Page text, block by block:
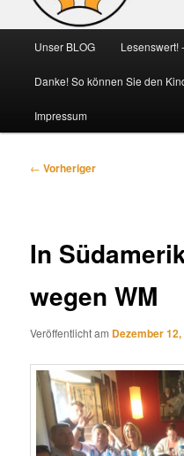
Unser BLOG Lesenswert!
Danke! So können Sie den
Impressum
Beitragsnavigation
← Vorheriger
In
wegen WM
Veröffentlicht am Dezember